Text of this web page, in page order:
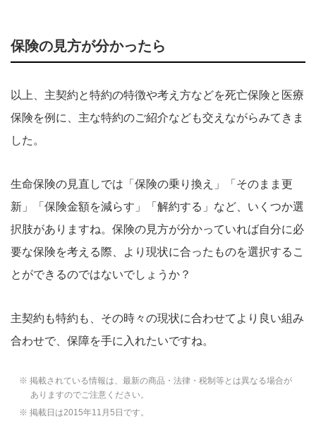
保険の見方が分かったら
以上、主契約と特約の特徴や考え方などを死亡保険と医療
保険を例に、主な特約のご紹介なども交えながらみてきま
した。
生命保険の見直しでは「保険の乗り換え」「そのまま更
新」「保険金額を減らす」「解約する」など、いくつか選
択肢がありますね。保険の見方が分かっていれば自分に必
要な保険を考える際、より現状に合ったものを選択するこ
とができるのではないでしょうか？
主契約も特約も、その時々の現状に合わせてより良い組み
合わせで、保障を手に入れたいですね。
※ 掲載されている情報は、最新の商品・法律・税制等とは異なる場合が
ありますのでご注意ください。
※ 掲載日は2015年11月5日です。